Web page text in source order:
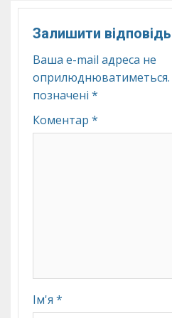
Залишити відповідь
Ваша e-mail адреса не
оприлюднюватиметься.
позначені *
Коментар *
Ім'я *